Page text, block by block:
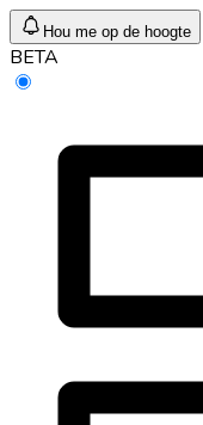
Hou me op de hoogte
BETA